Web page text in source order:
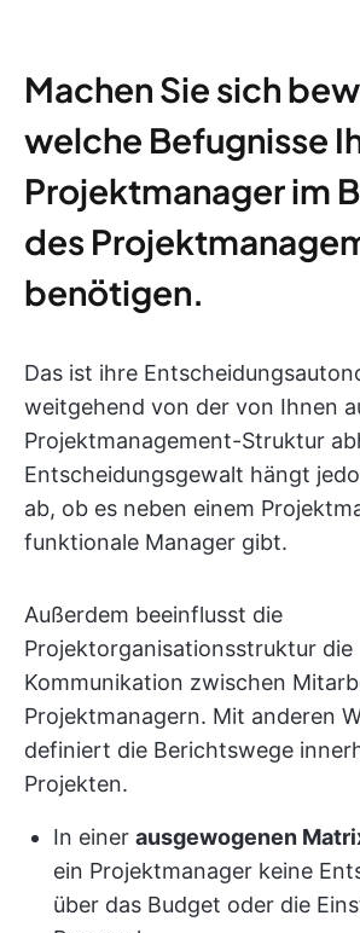
Machen Sie sich
welche Befugnisse
Projektmanager im
des
benötigen.
Das ist ihre
weitgehend von der von Ihnen
Projektmanagement-Struktur
Entscheidungsgewalt hängt
ab, ob es neben einem
funktionale Manager gibt.
Außerdem beeinflusst die
Projektorganisationsstruktur die
Kommunikation zwischen
Projektmanagern. Mit anderen
definiert die Berichtswege
Projekten.
In einer ausgewogenen
ein Projektmanager keine
über das Budget oder die